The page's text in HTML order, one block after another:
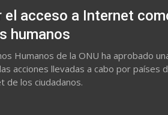
el acceso a Internet
humanos
Humanos de la ONU ha aprobado
acciones llevadas a cabo por países
de los ciudadanos.